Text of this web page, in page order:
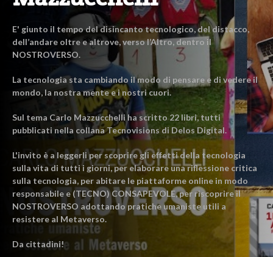
E' giunto il tempo del disincanto tecnologico, del distacco,
dell’andare oltre e altrove, verso l’Altro, dentro il
NOSTROVERSO.
La tecnologia sta cambiando il modo di pensare e di vedere il
mondo, la nostra mente e i nostri cuori.
Sul tema Carlo Mazzucchelli ha scritto 22 libri, tutti
pubblicati nella collana Tecnovisions di Delos Digital.
L'invito è a leggerli per scoprire gli effetti della tecnologia
sulla vita di tutti i giorni, per elaborare una riflessione critica
sulla tecnologia, per abitare le piattaforme online in modo
responsabile e (TECNO) CONSAPEVOLE, per riscoprire il
NOSTROVERSO adottando pratiche umaniste utili a
resistere al Metaverso.
Da cittadini!